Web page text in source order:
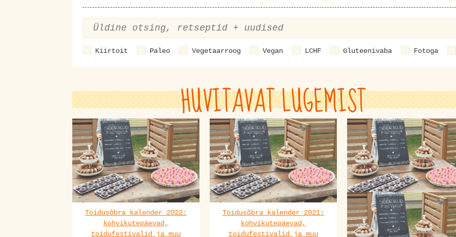
Kiirtoit Paleo Vegetaarroog Vegan LCHF Gluteenivaba Fotoga
HUVITAVAT LUGEMIST
Toidusõbra kalender 2022:
kohvikutepäevad,
toidufestivalid ja muu
Toidusõbra kalender 2021:
kohvikutepäevad,
toidufestivalid ja muu
Kohvikutepäevad ja
toiduüritused 2020.